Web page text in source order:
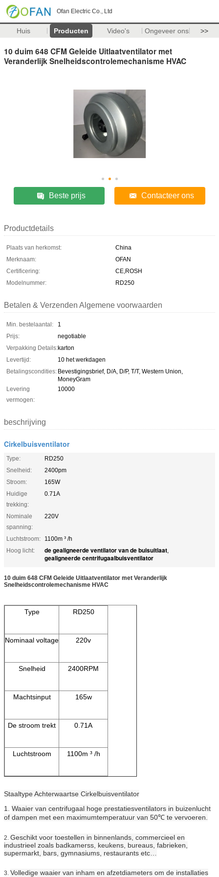
Ofan Electric Co., Ltd
Huis Producten Video's Ongeveer ons >>
10 duim 648 CFM Geleide Uitlaatventilator met
Veranderlijk Snelheidscontrolemechanisme HVAC
Beste prijs Contacteer ons
Productdetails
Plaats van herkomst:
China
Merknaam:
OFAN
Certificering:
CE,ROSH
Modelnummer:
RD250
Betalen & Verzenden Algemene voorwaarden
Min. bestelaantal:
1
Prijs:
negotiable
Verpakking Details:karton
Levertijd:
10 het werkdagen
Betalingscondities: Bevestigingsbrief, D/A, D/P, T/T, Western Union,
MoneyGram
Levering
vermogen:
10000
beschrijving
Cirkelbuisventilator
Type:
RD250
Snelheid:
2400pm
Stroom:
165W
Huidige
trekking:
0.71A
Nominale
spanning:
220V
Luchtstroom:
1100m ³ /h
Hoog licht:
de gealigneerde ventilator van de buisuitlaat,
gealigneerde centrifugaalbuisventilator
10 duim 648 CFM Geleide Uitlaatventilator met Veranderlijk
Snelheidscontrolemechanisme HVAC
Type RD250
Nominaal voltage 220v
Snelheid 2400RPM
Machtsinput 165w
De stroom trekt 0.71A
Luchtstroom 1100m ³ /h
Staaltype Achterwaartse Cirkelbuisventilator
1. Waaier van centrifugaal hoge prestatiesventilators in buizenlucht
of dampen met een maximumtemperatuur van 50℃ te vervoeren.
2. Geschikt voor toestellen in binnenlands, commercieel en
industrieel zoals badkamerss, keukens, bureaus, fabrieken,
supermarkt, bars, gymnasiums, restaurants etc…
3. Volledige waaier van inham en afzetdiameters om de installaties